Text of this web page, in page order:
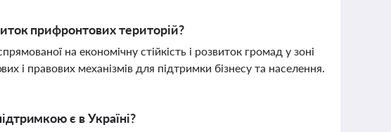
прифронтових територій?
на економічну стійкість і розвиток громад у зоні
і правових механізмів для підтримки бізнесу та населення.
є в Україні?